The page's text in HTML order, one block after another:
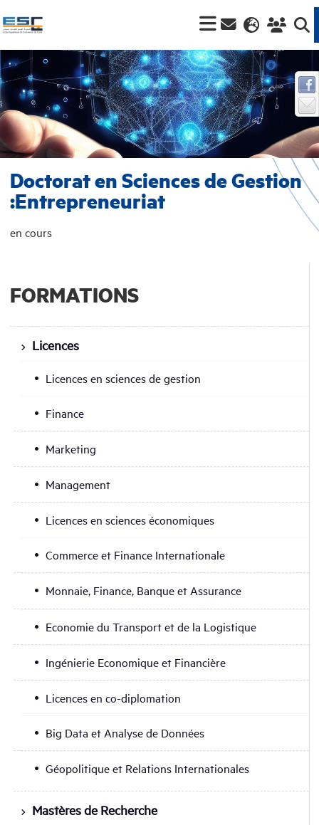
FORMATIONS
Licences
Licences en sciences de gestion
Finance
Marketing
Management
Licences en sciences économiques
Commerce et Finance Internationale
Monnaie, Finance, Banque et Assurance
Economie du Transport et de la Logistique
Ingénierie Economique et Financière
Licences en co-diplomation
Big Data et Analyse de Données
Géopolitique et Relations Internationales
Mastères de Recherche
Doctorat en Sciences de Gestion
:Entrepreneuriat
en cours